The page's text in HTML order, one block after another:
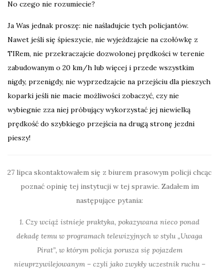
No czego nie rozumiecie?
Ja Was jednak proszę: nie naśladujcie tych policjantów.
Nawet jeśli się śpieszycie, nie wyjeżdzajcie na czołówkę z
TIRem, nie przekraczajcie dozwolonej prędkości w terenie
zabudowanym o 20 km/h lub więcej i przede wszystkim
nigdy, przenigdy, nie wyprzedzajcie na przejściu dla pieszych
koparki jeśli nie macie możliwości zobaczyć, czy nie
wybiegnie zza niej próbujący wykorzystać jej niewielką
prędkość do szybkiego przejścia na drugą stronę jezdni
pieszy!
27 lipca skontaktowałem się z biurem prasowym policji chcąc
poznać opinię tej instytucji w tej sprawie. Zadałem im
następujące pytania:
1. Czy wciąż istnieje praktyka, pokazywana nieco ponad
dekadę temu w programach telewizyjnych w stylu „Uwaga
Pirat”, w którym policjaporusza się pojazdem
nieuprzywilejowanym – czyli jako zwykły uczestnik ruchu –